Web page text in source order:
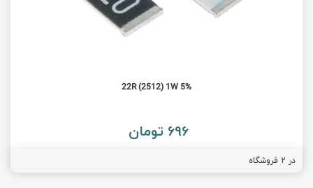
22R (2512) 1W 5%
696 تومان
در 2 فروشگاه